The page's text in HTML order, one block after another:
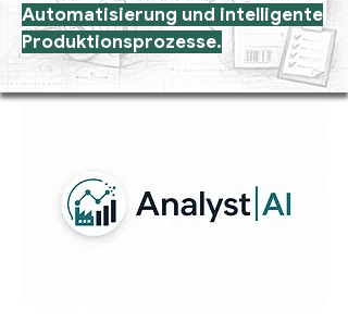
Automatisierung und intelligente
Produktionsprozesse.